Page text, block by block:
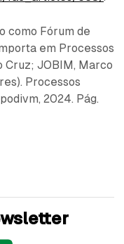
como Fórum de
em Processos
Cruz; JOBIM, Marco
Processos
2024. Pág.